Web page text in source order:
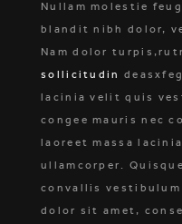
Nullam molestie
blandit nibh dolor,
Nam dolor
sollicitudin
lacinia velit quis
congee mauris nec
laoreet massa
ullamcorper.
convallis
dolor sit amet,